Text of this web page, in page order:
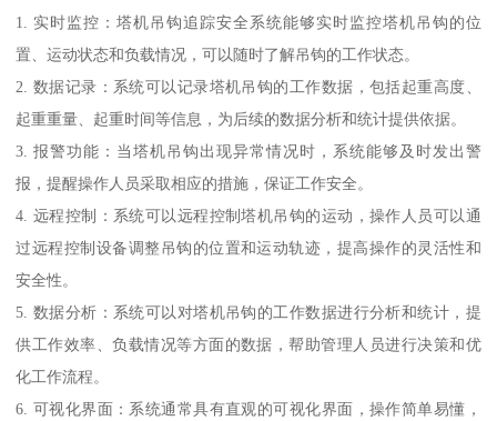
1. 实时监控：塔机吊钩追踪安全系统能够实时监控塔机吊钩的位
置、运动状态和负载情况，可以随时了解吊钩的工作状态。
2. 数据记录：系统可以记录塔机吊钩的工作数据，包括起重高度、
起重重量、起重时间等信息，为后续的数据分析和统计提供依据。
3. 报警功能：当塔机吊钩出现异常情况时，系统能够及时发出警
报，提醒操作人员采取相应的措施，保证工作安全。
4. 远程控制：系统可以远程控制塔机吊钩的运动，操作人员可以通
过远程控制设备调整吊钩的位置和运动轨迹，提高操作的灵活性和
安全性。
5. 数据分析：系统可以对塔机吊钩的工作数据进行分析和统计，提
供工作效率、负载情况等方面的数据，帮助管理人员进行决策和优
化工作流程。
6. 可视化界面：系统通常具有直观的可视化界面，操作简单易懂，